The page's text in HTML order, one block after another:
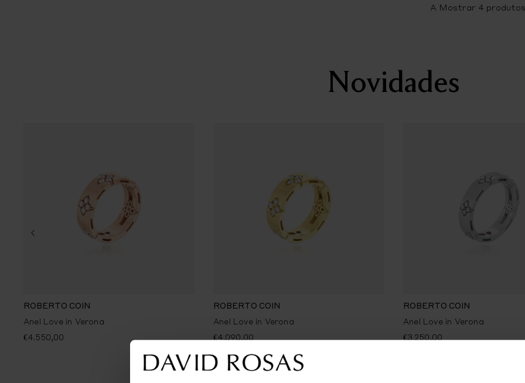
A Mostrar 4
Novidades
ROBERTO COIN
Anel Love in Verona
€4.550,00
ROBERTO COIN
Anel Love in Verona
€4.090,00
ROBERTO COIN
Anel Love in Verona
€3.250,00